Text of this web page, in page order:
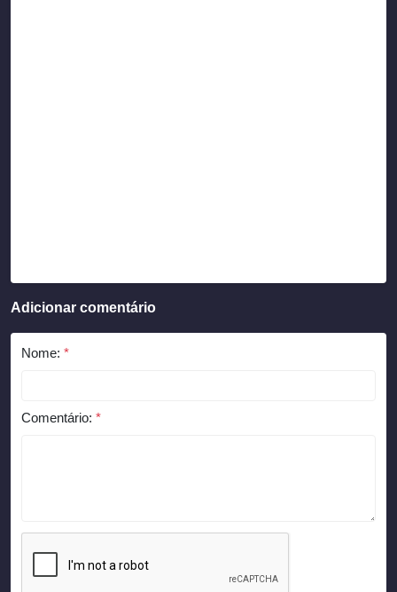
Adicionar comentário
Nome: *
Comentário: *